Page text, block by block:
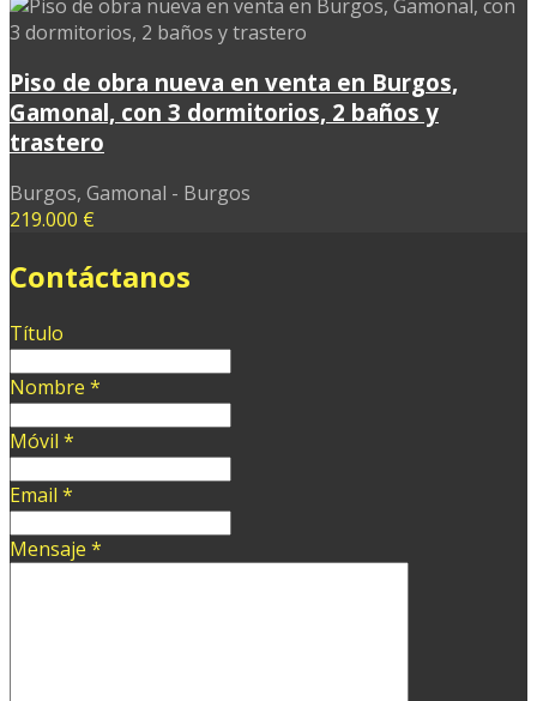
Piso de obra nueva en venta en Burgos,
Gamonal, con 3 dormitorios, 2 baños y
trastero
Burgos, Gamonal - Burgos
219.000 €
Contáctanos
Título
Nombre *
Móvil *
Email *
Mensaje *